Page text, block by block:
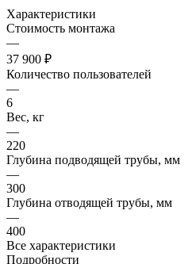
Характеристики
Стоимость монтажа
—
37 900 ₽
Количество пользователей
—
6
Вес, кг
—
220
Глубина подводящей трубы, мм
—
300
Глубина отводящей трубы, мм
—
400
Все характеристики
Подробности